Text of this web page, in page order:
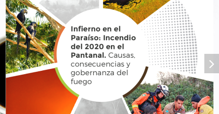
Infierno en el
Paraíso: Incendio
del 2020 en el
Pantanal. Causas,
consecuencias y
gobernanza del
fuego